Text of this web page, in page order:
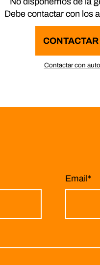
Debe contactar con los
Contactar con
Email *